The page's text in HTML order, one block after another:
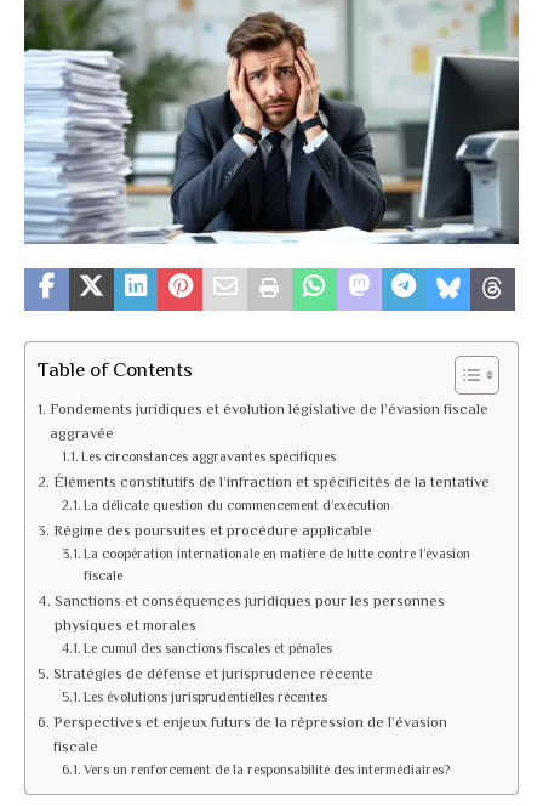
Table of Contents
Fondements juridiques et évolution législative de l’évasion fiscale
aggravée
Les circonstances aggravantes spécifiques
Éléments constitutifs de l’infraction et spécificités de la tentative
La délicate question du commencement d’exécution
Régime des poursuites et procédure applicable
La coopération internationale en matière de lutte contre l’évasion
fiscale
Sanctions et conséquences juridiques pour les personnes
physiques et morales
Le cumul des sanctions fiscales et pénales
Stratégies de défense et jurisprudence récente
Les évolutions jurisprudentielles récentes
Perspectives et enjeux futurs de la répression de l’évasion
fiscale
Vers un renforcement de la responsabilité des intermédiaires?